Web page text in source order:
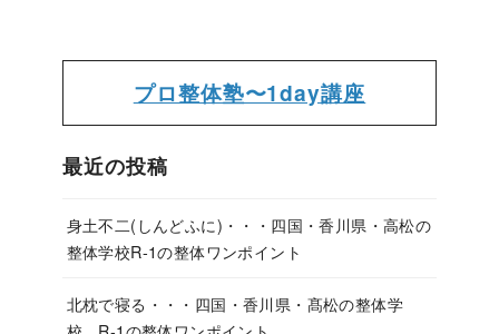
プロ整体塾〜1day講座
最近の投稿
身土不二(しんどふに)・・・四国・香川県・高松の
整体学校R-1の整体ワンポイント
北枕で寝る・・・四国・香川県・髙松の整体学